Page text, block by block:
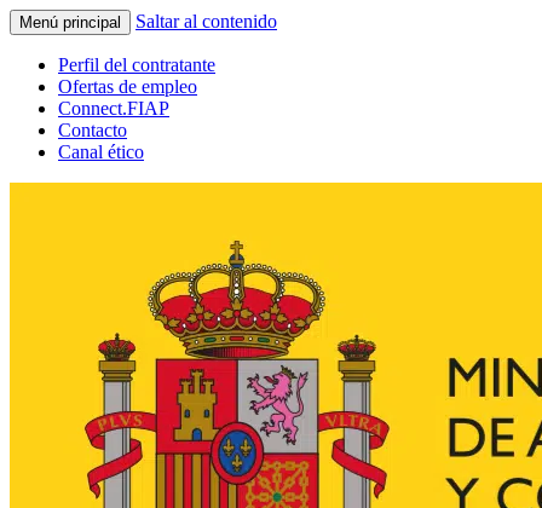
Menú principal Saltar al contenido
Perfil del contratante
Ofertas de empleo
Connect.FIAP
Contacto
Canal ético